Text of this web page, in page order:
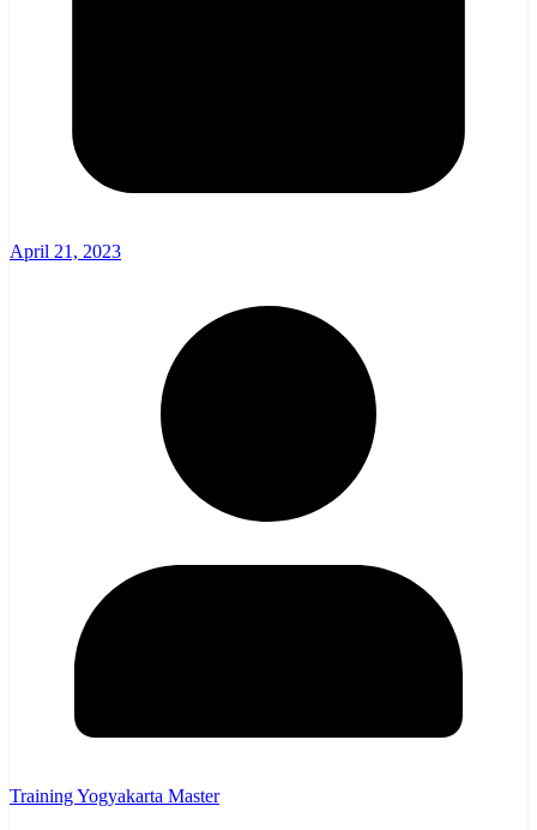
April 21, 2023
Training Yogyakarta Master